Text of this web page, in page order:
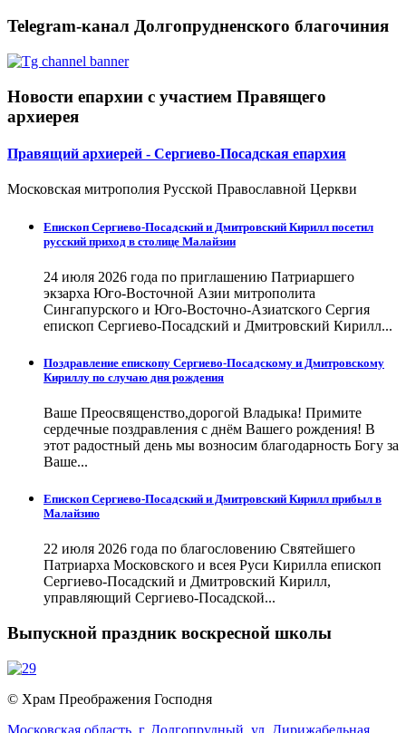
Telegram-канал Долгопрудненского благочиния
Новости епархии с участием Правящего
архиерея
Правящий архиерей - Сергиево-Посадская епархия
Московская митрополия Русской Православной Церкви
Епископ Сергиево-Посадский и Дмитровский Кирилл посетил
русский приход в столице Малайзии
24 июля 2026 года по приглашению Патриаршего
экзарха Юго-Восточной Азии митрополита
Сингапурского и Юго-Восточно-Азиатского Сергия
епископ Сергиево-Посадский и Дмитровский Кирилл...
Поздравление епископу Сергиево-Посадскому и Дмитровскому
Кириллу по случаю дня рождения
Ваше Преосвященство,дорогой Владыка! Примите
сердечные поздравления с днём Вашего рождения! В
этот радостный день мы возносим благодарность Богу за
Ваше...
Епископ Сергиево-Посадский и Дмитровский Кирилл прибыл в
Малайзию
22 июля 2026 года по благословению Святейшего
Патриарха Московского и всея Руси Кирилла епископ
Сергиево-Посадский и Дмитровский Кирилл,
управляющий Сергиево-Посадской...
Выпускной праздник воскресной школы
© Храм Преображения Господня
Московская область, г. Долгопрудный, ул. Дирижабельная